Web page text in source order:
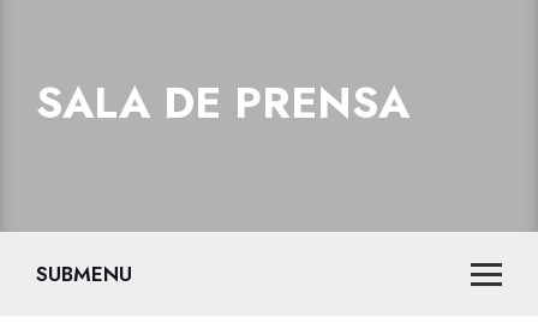
SALA DE PRENSA
SUBMENU